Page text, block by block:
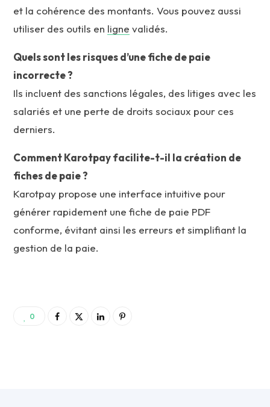
et la cohérence des montants. Vous pouvez aussi
utiliser des outils en ligne validés.
Quels sont les risques d’une fiche de paie
incorrecte ?
Ils incluent des sanctions légales, des litiges avec les
salariés et une perte de droits sociaux pour ces
derniers.
Comment Karotpay facilite-t-il la création de
fiches de paie ?
Karotpay propose une interface intuitive pour
générer rapidement une fiche de paie PDF
conforme, évitant ainsi les erreurs et simplifiant la
gestion de la paie.
0